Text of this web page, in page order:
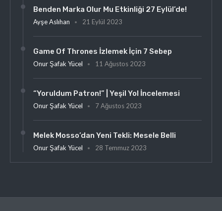
Benden Marka Olur Mu Etkinliği 27 Eylül’de!
Ayşe Aslıhan 21 Eylül 2023
Game Of Thrones İzlemek İçin 7 Sebep
Onur Şafak Yücel 11 Ağustos 2023
“Yoruldum Patron!” | Yeşil Yol İncelemesi
Onur Şafak Yücel 7 Ağustos 2023
Melek Mosso’dan Yeni Tekli: Mesele Belli
Onur Şafak Yücel 28 Temmuz 2023